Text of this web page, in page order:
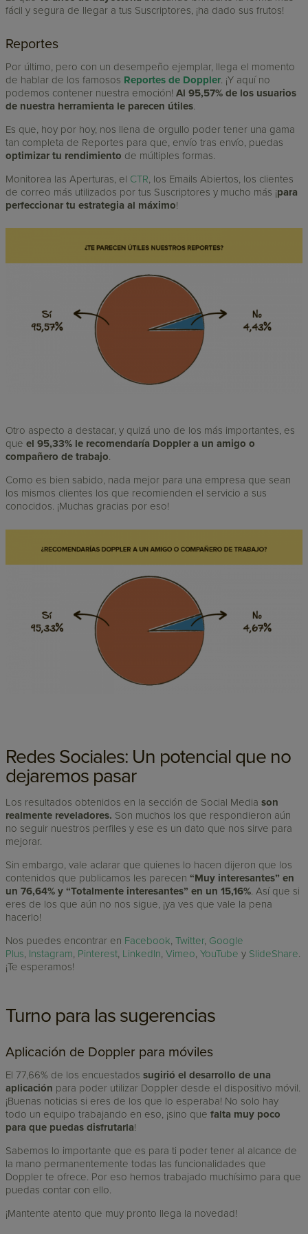
fácil y segura de llegar a tus Suscriptores, ¡ha dado sus frutos!
Reportes
Por último, pero con un desempeño ejemplar, llega el momento
de hablar de los famosos Reportes de Doppler. ¡Y aquí no
podemos contener nuestra emoción!Al 95,57% de los usuarios
de nuestra herramienta le parecen útiles.
Es que, hoy por hoy, nos llena de orgullo poder tener una gama
tan completa de Reportes para que, envío tras envío, puedas
optimizar tu rendimiento de múltiples formas.
Monitorea las Aperturas, el CTR, los Emails Abiertos, los clientes
de correo más utilizados por tus Suscriptores y mucho más ¡para
perfeccionar tu estrategia al máximo!
Otro aspecto a destacar, y quizá uno de los más importantes, es
queel 95,33% le recomendaría Doppler a un amigo o
compañero de trabajo.
Como es bien sabido, nada mejor para una empresa que sean
los mismos clientes los que recomienden el servicio a sus
conocidos. ¡Muchas gracias por eso!
Redes Sociales: Un potencial que no
dejaremos pasar
Los resultados obtenidos en la sección de Social Mediason
realmente reveladores. Son muchos los que respondieron aún
no seguir nuestros perfiles y ese es un dato que nos sirve para
mejorar.
Sin embargo, vale aclarar que quienes lo hacen dijeron que los
contenidos que publicamos les parecen“Muy interesantes” en
un 76,64% y “Totalmente interesantes” en un 15,16%. Así que si
eres de los que aún no nos sigue, ¡ya ves que vale la pena
hacerlo!
Nos puedes encontrar en Facebook,Twitter, Google
Plus, Instagram, Pinterest, LinkedIn,Vimeo,YouTubey SlideShare.
¡Te esperamos!
Turno para las sugerencias
Aplicación de Doppler para móviles
El 77,66% de los encuestados sugirió el desarrollo de una
aplicación para poder utilizar Doppler desde el dispositivo móvil.
¡Buenas noticias si eres de los que lo esperaba! No solo hay
todo un equipo trabajando en eso, ¡sino quefalta muy poco
para que puedas disfrutarla!
Sabemos lo importante que es para ti poder tener al alcance de
la mano permanentemente todas las funcionalidades que
Doppler te ofrece. Por eso hemos trabajado muchísimo para que
puedas contar con ello.
¡Mantente atento que muy pronto llega la novedad!